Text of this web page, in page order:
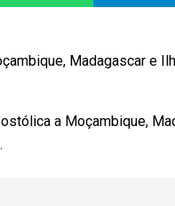
Madagascar e
a Moçambique,